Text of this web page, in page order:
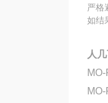
严格
如结
人